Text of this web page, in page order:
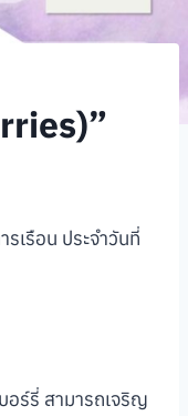
เรือน ประจำวันที่
อร์รี่ สามารถเจริญ